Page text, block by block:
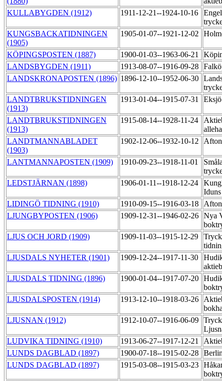
KULLABYGDEN (1912)
1911-12-21--1924-10-16
KUNGSBACKATIDNINGEN
(1905)
1905-01-07--1921-12-02
KÖPINGSPOSTEN (1887) 1900-01-03--1963-06-21
LANDSBYGDEN (1911)
1913-08-07--1916-09-28
LANDSKRONAPOSTEN (1896) 1896-12-10--1952-06-30
LANDTBRUKSTIDNINGEN
(1913)
1913-01-04--1915-07-31
LANDTBRUKSTIDNINGEN
(1913)
1915-08-14--1928-11-24
LANDTMANNABLADET
(1903)
1902-12-06--1932-10-12
LANTMANNAPOSTEN (1909) 1910-09-23--1918-11-01
LEDSTJÄRNAN (1898)
1906-01-11--1918-12-24
LIDINGÖ TIDNING (1910)
1910-09-15--1916-03-18
LJUNGBYPOSTEN (1906)
1909-12-31--1946-02-26 Nya
LJUS OCH JORD (1909)
1909-11-03--1915-12-29
LJUSDALS NYHETER (1901)
1909-12-24--1917-11-30
LJUSDALS TIDNING (1896)
1900-01-04--1917-07-20
LJUSDALSPOSTEN (1914)
1913-12-10--1918-03-26
LJUSNAN (1912)
1912-10-07--1916-06-09
LUDVIKA TIDNING (1910)
1913-06-27--1917-12-21
LUNDS DAGBLAD (1897)
1900-07-18--1915-02-28
LUNDS DAGBLAD (1897)
1915-03-08--1915-03-23